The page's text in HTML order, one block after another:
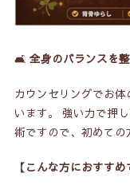
🛋️ 全身のバランスを
カウンセリングでお
います。 強い力で押
術ですので、初めての
【こんな方におすすめ